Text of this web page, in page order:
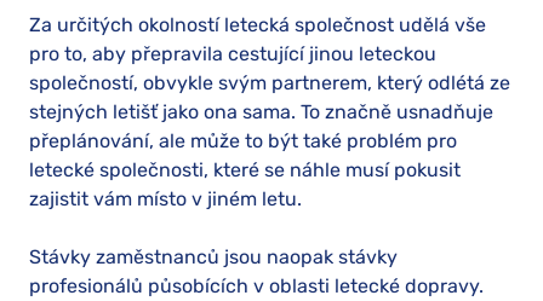
Za určitých okolností letecká společnost udělá vše
pro to, aby přepravila cestující jinou leteckou
společností, obvykle svým partnerem, který odlétá ze
stejných letišť jako ona sama. To značně usnadňuje
přeplánování, ale může to být také problém pro
letecké společnosti, které se náhle musí pokusit
zajistit vám místo v jiném letu.
Stávky zaměstnanců jsou naopak stávky
profesionálů působících v oblasti letecké dopravy.